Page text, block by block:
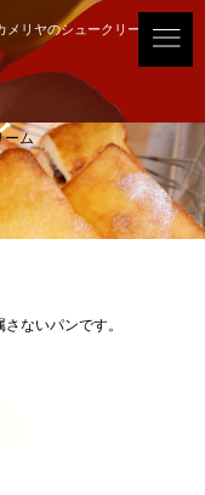
メリヤのシュークリーム
ーム
ないパンです。